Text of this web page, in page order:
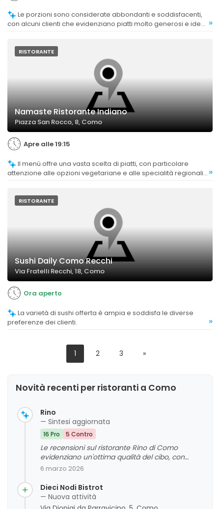
con alcuni clienti che evidenziano piatti molto generosi e ideali »
RISTORANTE
Namaste Ristorante Indiano
Piazza San Rocco, 8, Como
Apre alle 19:15
attenzione alle opzioni vegetariane e alle specialità regionali
»
RISTORANTE
Sushi Daily Como Recchi
Via Fratelli Recchi, 18, Como
Ora aperto
preferenze dei clienti.
»
1 2 3 »
Novità recenti per ristoranti a Como
Rino
— Sintesi aggiornata
16 Pro 5 Contro
Le recensioni sul ristorante Rino di Como
evidenziano un'ottima qualità del cibo, con
particolare apprezzamento per i piatti
Il personale viene generalmente descritto come
gentile, cordiale e attento, contribuendo a
un'atmosfera accogliente e autentica. Sebbene
6 marzo 2026
Dieci Nodi Bistrot
— Nuova attività